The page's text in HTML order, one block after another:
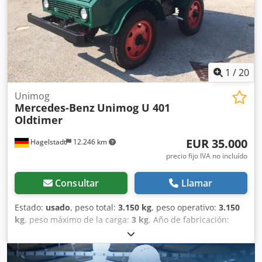
cilindros con 177 CV OM 934, toma de fuerza delantera,
plataforma de carga, enganche de remolque 38,5, versión
con peso de 10 toneladas, matriculación LOF. Se ofrecen
más detalles bajo petición. Ubicación: 93095 Hagelstadt.
Dkedpfx Anoyq Avue Nsr
1 /20
Hagelstadt 12.246 km
Unimog
Mercedes-Benz Unimog U 401
Oldtimer
EUR 35.000
precio fijo IVA no incluído
Consultar Llamar
Estado: usado, peso total: 3.150 kg, peso operativo: 3.150
kg, peso máximo de la carga: 3 kg, Año de fabricación:
30 km/h
01.06.2026. Aquí vendemos un Mercedes Benz Unimog U
401 restaurado, un vehículo clásico fabricado en 1955.